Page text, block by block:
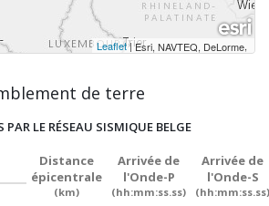
Leaflet|Esri, NAVTEQ, DeLorme,
de terre
PAR LE RÉSEAU SISMIQUE BELGE
Distance
épicentrale
(km)
Arrivée de
l'Onde-P
(hh:mm:ss.ss)
Arrivée de
l'Onde-S
(hh:mm:ss.ss)